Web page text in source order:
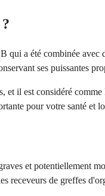
a été combinée
ses puissantes
il est considéré
pour votre santé et
et potentiellement
de greffes